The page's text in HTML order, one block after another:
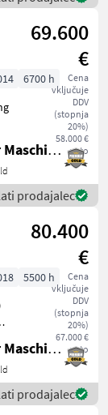
69.600
€
Cena
vključuje
DDV
(stopnja
20%)
58.000 €
neto
6700 h
Haßlacher Maschinenhandel
prodajalec
80.400
€
Cena
vključuje
DDV
(stopnja
20%)
67.000 €
neto
5500 h
Haßlacher Maschinenhandel
prodajalec